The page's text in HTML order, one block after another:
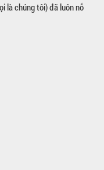
là chúng tôi) đã luôn nỗ